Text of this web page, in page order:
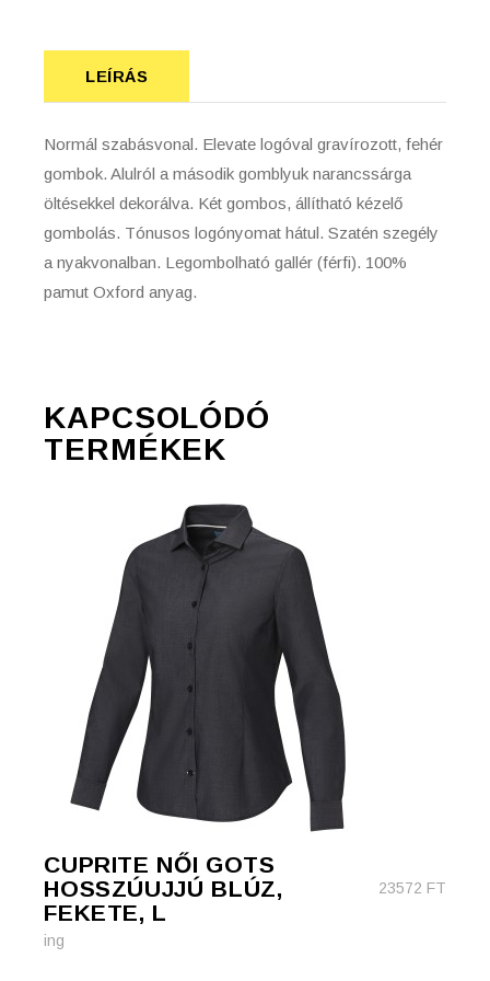
LEÍRÁS
Normál szabásvonal. Elevate logóval gravírozott, fehér
gombok. Alulról a második gomblyuk narancssárga
öltésekkel dekorálva. Két gombos, állítható kézelő
gombolás. Tónusos logónyomat hátul. Szatén szegély
a nyakvonalban. Legombolható gallér (férfi). 100%
pamut Oxford anyag.
KAPCSOLÓDÓ
TERMÉKEK
CUPRITE NŐI GOTS
HOSSZÚUJJÚ BLÚZ,
FEKETE, L
23572 FT
ing